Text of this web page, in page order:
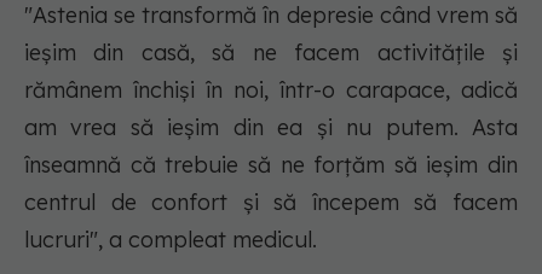
"Astenia se transformă în depresie când vrem să
ieșim din casă, să ne facem activitățile și
rămânem închiși în noi, într-o carapace, adică
am vrea să ieșim din ea și nu putem. Asta
înseamnă că trebuie să ne forțăm să ieșim din
centrul de confort și să începem să facem
lucruri", a compleat medicul.